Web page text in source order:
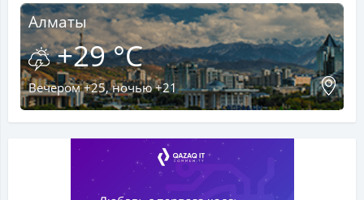
Алматы
+29 °C
Вечером +25, ночью +21